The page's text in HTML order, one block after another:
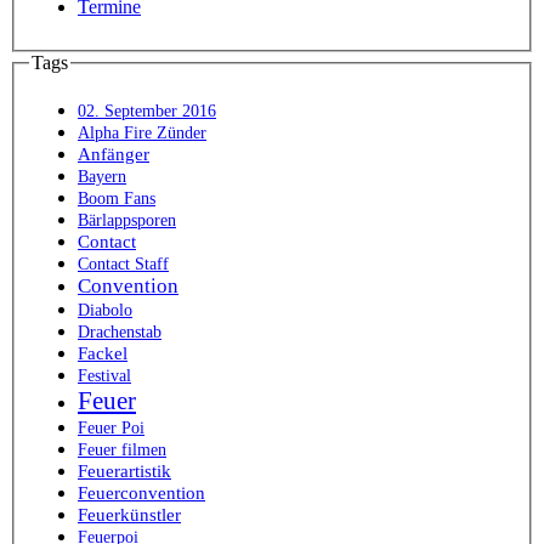
Termine
Tags
02. September 2016
Alpha Fire Zünder
Anfänger
Bayern
Boom Fans
Bärlappsporen
Contact
Contact Staff
Convention
Diabolo
Drachenstab
Fackel
Festival
Feuer
Feuer Poi
Feuer filmen
Feuerartistik
Feuerconvention
Feuerkünstler
Feuerpoi